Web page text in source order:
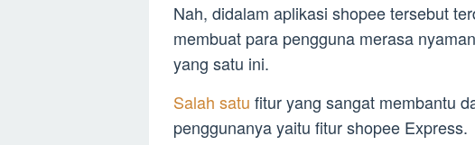
Nah, didalam aplikasi shopee tersebut
membuat para pengguna merasa
yang satu ini.
Salah satu fitur yang sangat membantu
penggunanya yaitu fitur shopee Express.